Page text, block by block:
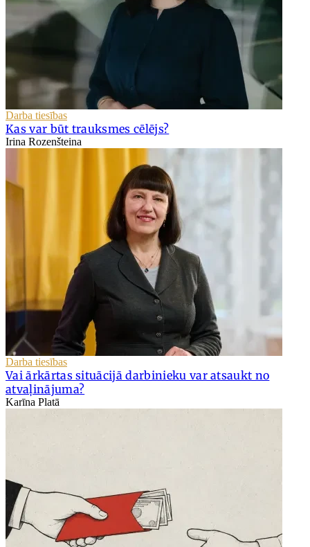
Darba tiesības
Kas var būt trauksmes cēlējs?
Irina Rozenšteina
Darba tiesības
Vai ārkārtas situācijā darbinieku var atsaukt no
atvaļinājuma?
Karīna Platā